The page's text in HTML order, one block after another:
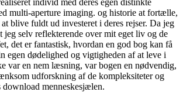
multi-aperture imaging. og historie at fortælle,
blive fuldt ud investeret i deres rejser. Da jeg
jeg selv reflekterende over mit eget liv og de
det er fantastisk, hvordan en god bog kan få
egen dødelighed og vigtigheden af at leve i
var en nem læsning, var bogen en nødvendig,
udforskning af de kompleksiteter og
download menneskesjælen.